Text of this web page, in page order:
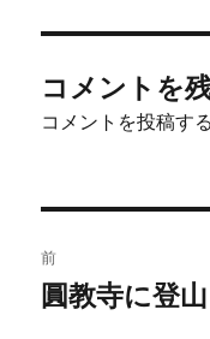
コメントを
コメントを投稿す
稿
前
前
圓教寺に登